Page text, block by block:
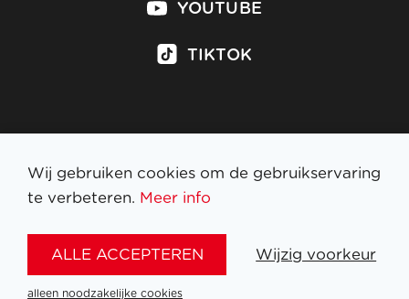
YOUTUBE
TIKTOK
Inschrijven op nieuwsbrief
Wij gebruiken cookies om de gebruikservaring
te verbeteren. Meer info
ALLE ACCEPTEREN Wijzig voorkeur
alleen noodzakelijke cookies